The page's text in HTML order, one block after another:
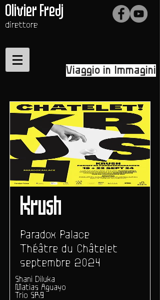
Olivier Fredj
direttore
Viaggio in Immagini
Krush
Paradox Palace
Théâtre du Châtelet
septembre 2024
Shani Diluka
Matias Aguayo
Trio SR9